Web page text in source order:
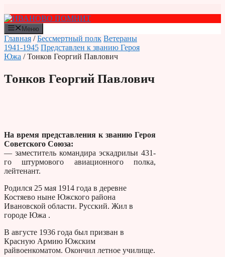
к
содержимому
Меню
Главная /Бессмертный полк Ветераны
1941-1945 Представлен к званию Героя
Южа / Тонков Георгий Павлович
Тонков Георгий Павлович
На время представления к званию Героя
Советского Союза:
— заместитель командира эскадрильи 431-
го штурмового авиационного полка,
лейтенант.
Родился 25 мая 1914 года в деревне
Костяево ныне Южского района
Ивановской области. Русский. Жил в
городе Южа .
В августе 1936 года был призван в
Красную Армию Южским
райвоенкоматом. Окончил летное училище.